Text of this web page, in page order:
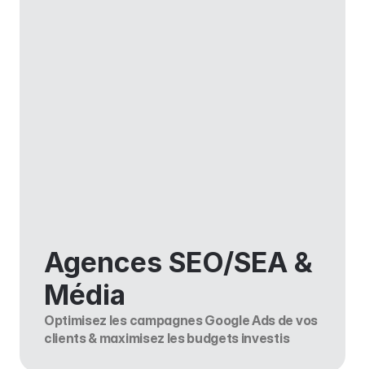
Agences SEO/SEA &
Média
Optimisez les campagnes Google Ads de vos
clients & maximisez les budgets investis